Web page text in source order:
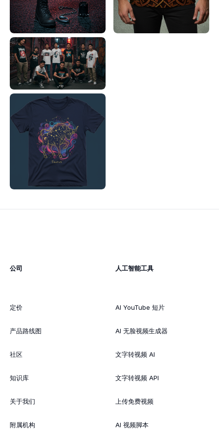
公司
定价
产品路线图
社区
知识库
关于我们
附属机构
人工智能工具
AI YouTube 短片
AI 无脸视频生成器
文字转视频 AI
文字转视频 API
上传免费视频
AI 视频脚本